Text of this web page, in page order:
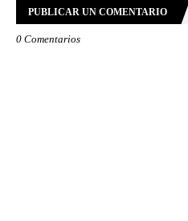
PUBLICAR UN COMENTARIO
0 Comentarios